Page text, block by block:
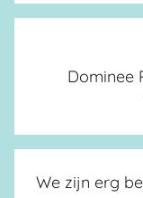
Dominee
We zijn erg